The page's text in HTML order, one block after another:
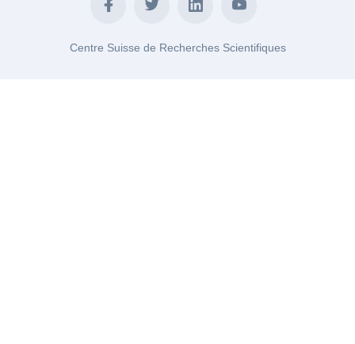
Centre Suisse de Recherches Scientifiques